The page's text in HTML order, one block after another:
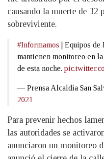
causando la muerte de 32
sobreviviente.
#Informamos | Equipos
mantienen monitoreo en
de esta noche.
— Prensa Alcaldía San
2021
Para prevenir hechos
las autoridades se
anunciaron un monitoreo